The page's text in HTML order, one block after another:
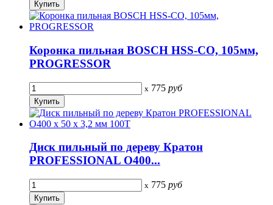
Коронка пильная BOSCH HSS-CO, 105мм,
PROGRESSOR
x 775 руб
Диск пильный по дереву Кратон
PROFESSIONAL O400...
x 775 руб